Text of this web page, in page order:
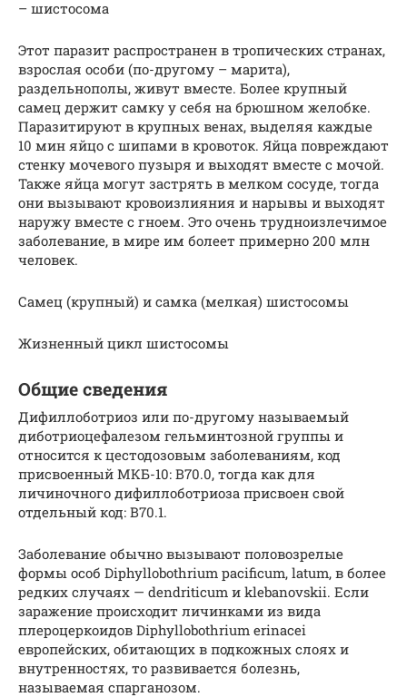
– шистосома
Этот паразит распространен в тропических странах,
взрослая особи (по-другому – марита),
раздельнополы, живут вместе. Более крупный
самец держит самку у себя на брюшном желобке.
Паразитируют в крупных венах, выделяя каждые
10 мин яйцо с шипами в кровоток. Яйца повреждают
стенку мочевого пузыря и выходят вместе с мочой.
Также яйца могут застрять в мелком сосуде, тогда
они вызывают кровоизлияния и нарывы и выходят
наружу вместе с гноем. Это очень трудноизлечимое
заболевание, в мире им болеет примерно 200 млн
человек.
Самец (крупный) и самка (мелкая) шистосомы
Жизненный цикл шистосомы
Общие сведения
Дифиллоботриоз или по-другому называемый
диботриоцефалезом гельминтозной группы и
относится к цестодозовым заболеваниям, код
присвоенный МКБ-10: В70.0, тогда как для
личиночного дифиллоботриоза присвоен свой
отдельный код: B70.1.
Заболевание обычно вызывают половозрелые
формы особ Diphyllobothrium pacificum, latum, в более
редких случаях — dendriticum и klebanovskii. Если
заражение происходит личинками из вида
плероцеркоидов Diphyllobothrium erinacei
европейских, обитающих в подкожных слоях и
внутренностях, то развивается болезнь,
называемая спарганозом.